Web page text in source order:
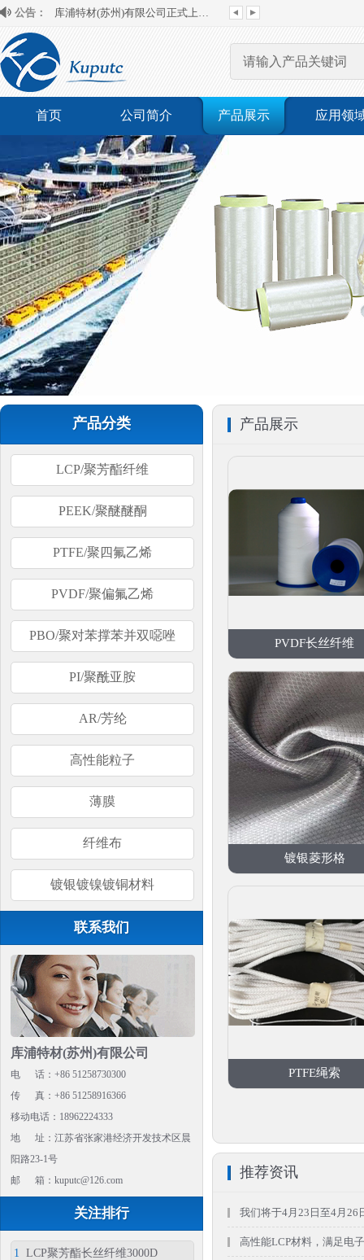
公告： 库浦特材(苏州)有限公司正式上线新的官...
首页 公司简介 产品展示 应用领
产品分类
LCP/聚芳酯纤维
PEEK/聚醚醚酮
PTFE/聚四氟乙烯
PVDF/聚偏氟乙烯
PBO/聚对苯撑苯并双噁唑
PI/聚酰亚胺
AR/芳纶
高性能粒子
薄膜
纤维布
镀银镀镍镀铜材料
联系我们
库浦特材(苏州)有限公司
电 话：+86 51258730300
传 真：+86 51258916366
移动电话：18962224333
地 址：江苏省张家港经济开发技术区晨
阳路23-1号
邮 箱：kuputc@126.com
关注排行
1 LCP聚芳酯长丝纤维3000D
产品展示
PVDF长丝纤维
镀银菱形格
PTFE绳索
推荐资讯
我们将于4月23日至4月26
高性能LCP材料，满足电